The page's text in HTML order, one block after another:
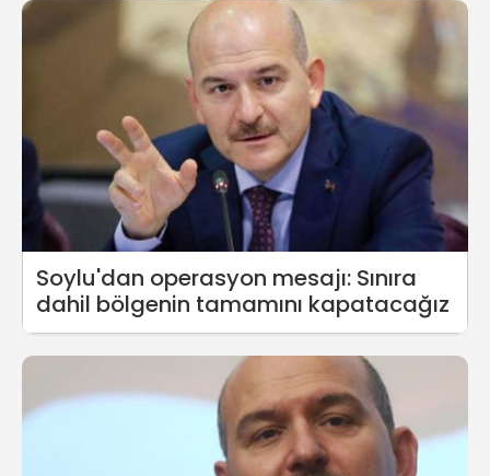
Soylu'dan operasyon mesajı: Sınıra
dahil bölgenin tamamını kapatacağız